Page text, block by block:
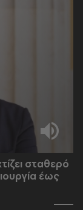
σταθερό
έως